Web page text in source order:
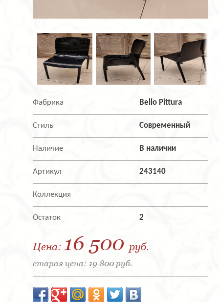
Фабрика Bello Pittura
Стиль Современный
Наличие В наличии
Артикул 243140
Коллекция
Остаток 2
Цена: 16 500 руб.
старая цена: 19 800 руб.